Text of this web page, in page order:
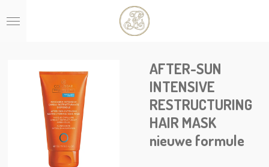
direct
AFTER-SUN
INTENSIVE
RESTRUCTURING
HAIR MASK
nieuwe formule